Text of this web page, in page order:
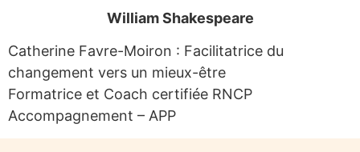
William Shakespeare
Catherine Favre-Moiron : Facilitatrice du
changement vers un mieux-être
Formatrice et Coach certifiée RNCP
Accompagnement – APP